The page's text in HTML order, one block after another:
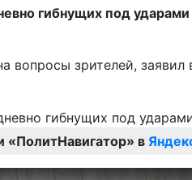
гибнущих под
вопросы зрителей,
«ПолитНавигатор» в